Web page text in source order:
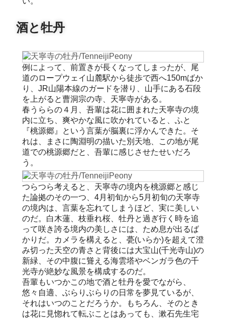
酒と牡丹
例によって、前置きが長くなってしまったが、尾
道のロープウェイ山麓駅から徒歩で西へ150mばか
り、JR山陽本線のガードを潜り、山手にある石段
を上がると曹洞宗の寺、天寧寺がある。
春うららの４月、吾輩は花に囲まれた天寧寺の境
内に立ち、爽やかな風に吹かれていると、ふと
『桃源郷』という言葉が脳裏に浮かんできた。そ
れは、まさに陶淵明の描いた別天地、この地が尾
道での桃源郷だと、吾輩に感じさせたせいだろ
う。
つらつら考えると、天寧寺の境内を桃源郷と感じ
た論拠のその一つ、4月初旬から5月初旬の天寧寺
の境内は、言葉を忘れてしまうほど、実に美しい
のだ。白木蓮、枝垂れ桜、牡丹と過ぎ行く時を追
って咲き誇る境内の美しさには、ため息が出るば
かりだ。カメラを構えると、甍(いらか)を超えて澄
み切った天空の青さと背後には大宝山(千光寺山)の
新緑、その中腹に聳える海雲塔やベンガラ色の千
光寺が絶妙な風景を構成するのだ。
吾輩もいつかこの地で酒と牡丹を愛でながら、
悠々自適、ぶらりぶらりの日常を夢見ているが、
それはいつのことだろうか。もちろん、そのとき
は花に見惚れて転ぶことはあっても、漱石先生宅